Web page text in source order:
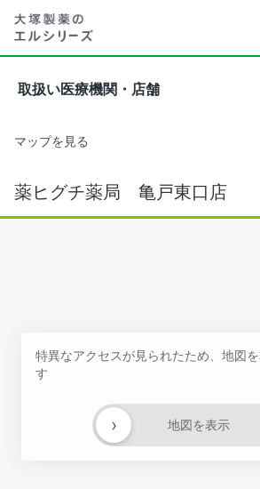
取扱い医療機関・店舗
マップを見る
薬ヒグチ薬局 亀戸東口店
特異なアクセスが見られたため、地図
す
地図を表示
›